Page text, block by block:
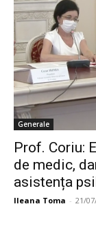
Generale
Prof. Coriu:
de medic,
asistența
Ileana Toma - 21/